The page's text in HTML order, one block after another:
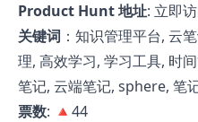
Product Hunt 地址: 立即
关键词 ：知识管理平台, 云
理, 高效学习, 学习工具, 时
笔记, 云端笔记, sphere, 笔
票数: 🔺44